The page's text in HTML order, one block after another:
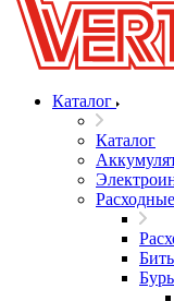
Каталог
Каталог